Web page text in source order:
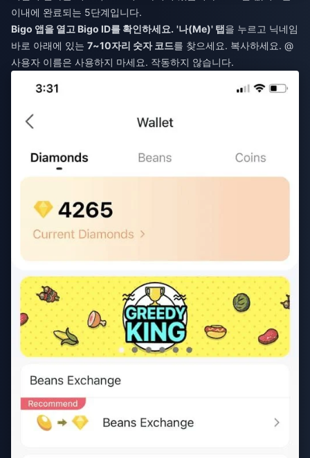
이내에 완료되는 5단계입니다.
Bigo 앱을 열고 Bigo ID를 확인하세요. '나(Me)' 탭을 누르고 닉네임
바로 아래에 있는 7~10자리 숫자 코드를 찾으세요. 복사하세요. @
사용자 이름은 사용하지 마세요. 작동하지 않습니다.